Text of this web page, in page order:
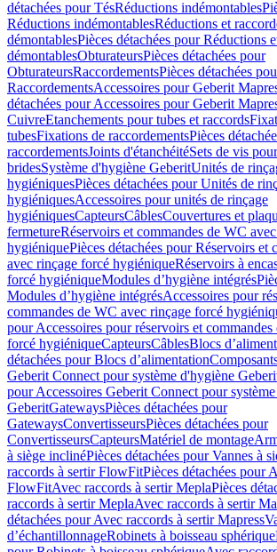
détachées pour TésRéductions indémontables
Réductions indémontablesRéductions et
démontablesPièces détachées pour Réductions
démontablesObturateursPièces détachées pour
ObturateursRaccordementsPièces détachées
RaccordementsAccessoires pour Geberit
détachées pour Accessoires pour Geberit
CuivreEtanchements pour tubes et raccords
tubesFixations de raccordementsPièces
raccordementsJoints d'étanchéitéSets de vis
bridesSystème d'hygiène GeberitUnités de
hygiéniquesPièces détachées pour Unités de
hygiéniquesAccessoires pour unités de rinçage
hygiéniquesCapteursCâblesCouvertures et
fermetureRéservoirs et commandes de WC
hygiéniquePièces détachées pour Réservoirs et
avec rinçage forcé hygiéniqueRéservoirs à
forcé hygiéniqueModules d’hygiène intégrés
Modules d’hygiène intégrésAccessoires pour
commandes de WC avec rinçage forcé
pour Accessoires pour réservoirs et
forcé hygiéniqueCapteursCâblesBlocs
détachées pour Blocs d’alimentation
Geberit Connect pour système d'hygiène
pour Accessoires Geberit Connect pour
GeberitGatewaysPièces détachées pour
GatewaysConvertisseursPièces détachées pour
ConvertisseursCapteursMatériel de montage
à siège inclinéPièces détachées pour Vannes à
raccords à sertir FlowFitPièces détachées pour
FlowFitAvec raccords à sertir MeplaPièces
raccords à sertir MeplaAvec raccords à sertir
détachées pour Avec raccords à sertir Mapress
d’échantillonnageRobinets à boisseau sphérique